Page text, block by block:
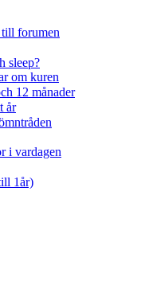
forumen
sleep?
om kuren
12 månader
år
i vardagen
1år)